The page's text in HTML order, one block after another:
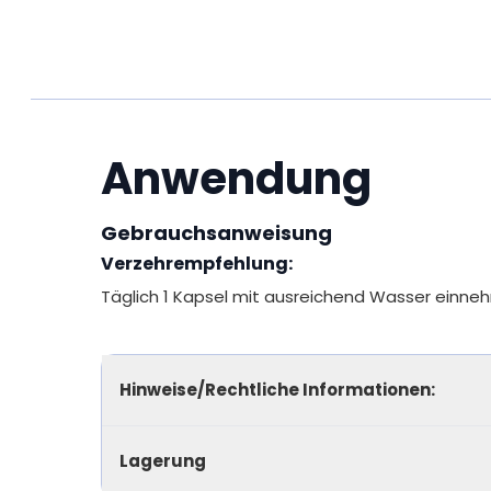
Anwendung
Gebrauchsanweisung
Verzehrempfehlung:
Täglich 1 Kapsel mit ausreichend Wasser
Hinweise/Rechtliche Informationen:
Lagerung